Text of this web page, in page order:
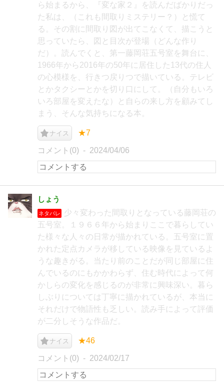
ら始まるから、『変な家２』を読んだばかりだっ
た私は、（これも間取りミステリー？）と慌て
る。その割に間取り図が出てこなくて、描こうと
思っていたら、図と目次が登場（どんな作り
だ）。読んでくと、第一藤岡荘五号室を舞台に、
1966年から2016年の50年に居住した13代の住人
の心模様を、行きつ戻りつで描いている。テレビ
とかタクシーとかを切り口にして。（自分もいろ
いろ部屋を変えたな）と自らの来し方を顧みてし
まう、そんな気持ちになる本。
ナイス ★7
コメント(0) 2024/04/06
しょう
ネタバレ
少々変わった間取りとなっている藤岡荘の
五号室。１９６６年から始まりここで暮らしてい
た様々な人々の日常が描かれている。五号室に置
かれた定点カメラが移している映像を見ているよ
うな趣きがる。当たり前のことだが同じ部屋に住
んでいるのにもかかわらず、住む時代によって何
かしらの変化を感じるのが非常に興味深い。暮ら
しぶりについては丁寧に描かれているが、本当に
それだけで物語性も乏しい。読み手によって評価
が二分しそうな作品だ。
ナイス ★46
コメント(0) 2024/02/17